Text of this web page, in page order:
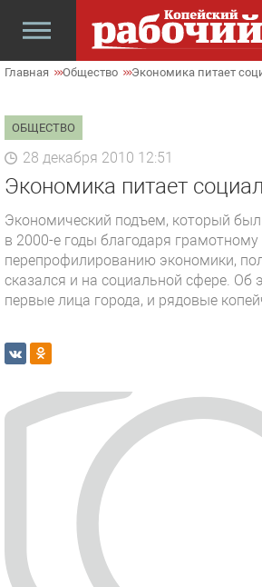
Главная Общество Экономика питает
ОБЩЕСТВО
28 декабря 2010 12:51
Экономика питает
Экономический подъем, который
в 2000-е годы благодаря грамотному
перепрофилированию экономики,
сказался и на социальной сфере. Об
первые лица города, и рядовые